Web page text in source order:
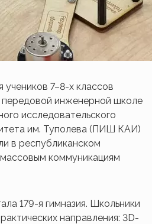
7–8-х классов
инженерной школе
исследовательского
им. Туполева (ПИШ КАИ)
в республиканском
коммуникациям
179-я гимназия. Школьники
направления: 3D-